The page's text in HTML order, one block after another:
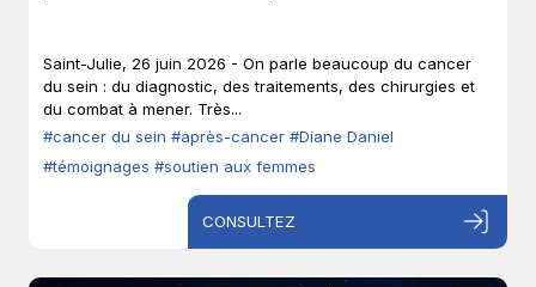
Saint-Julie, 26 juin 2026 - On parle beaucoup du cancer
du sein : du diagnostic, des traitements, des chirurgies et
du combat à mener. Très...
#cancer du sein #après-cancer #Diane Daniel
#témoignages #soutien aux femmes
CONSULTEZ